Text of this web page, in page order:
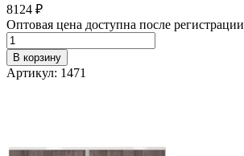
8124 ₽
Оптовая цена доступна после регистрации
В корзину
Артикул: 1471